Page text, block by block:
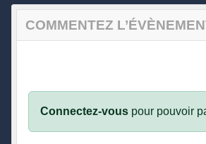
COMMENTEZ
Connectez-vous pour pouvoir